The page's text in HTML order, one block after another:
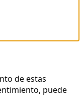
de estas
puede